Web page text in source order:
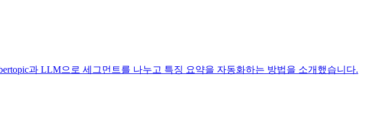
과 LLM으로 세그먼트를 나누고 특징 요약을 자동화하는 방법을 소개했습니다.